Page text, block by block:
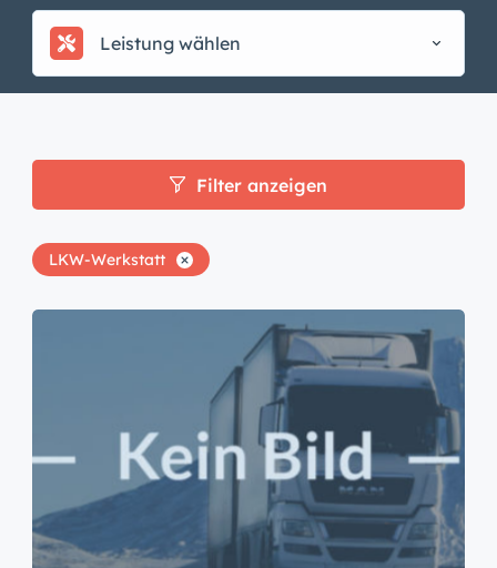
Leistung wählen
Filter anzeigen
LKW-Werkstatt